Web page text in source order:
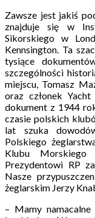
Zawsze jest jakiś
znajduje się w
Sikorskiego w
Kennsington. Ta
tysiące
szczególności
miejscu, Tomasz
oraz członek
dokument z 1944
czasie polskich
lat szuka
Polskiego
Klubu Morskiego
Prezydentowi RP
Nasze
żeglarskim Jerzy
– Mamy